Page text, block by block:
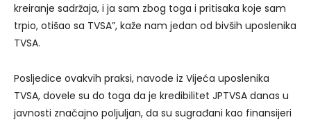
kreiranje sadržaja, i ja sam zbog toga i pritisaka koje sam
trpio, otišao sa TVSA”, kaže nam jedan od bivših uposlenika
TVSA.
Posljedice ovakvih praksi, navode iz Vijeća uposlenika
TVSA, dovele su do toga da je kredibilitet JPTVSA danas u
javnosti značajno poljuljan, da su sugrađani kao finansijeri